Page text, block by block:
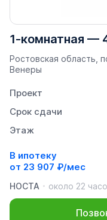
1-комнатная —
Ростовская область,
Венеры
Проект
Срок сдачи
Этаж
В ипотеку
от 23 907 ₽/мес
НОСТА
около 22